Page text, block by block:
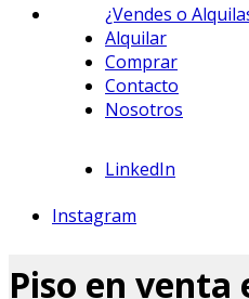
695 233 212
¿Vendes o
Alquilar
Comprar
Contacto
Nosotros
LinkedIn
Instagram
Piso en venta